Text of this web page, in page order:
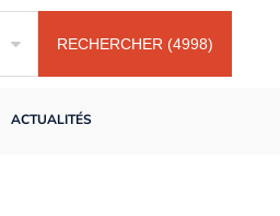
ACTUALITÉS
RECHERCHER (4998)